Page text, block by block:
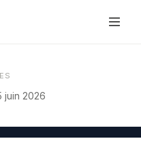
juin 2026